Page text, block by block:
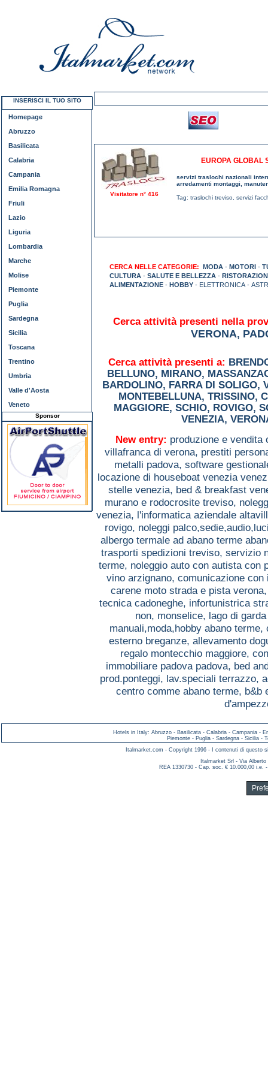
Visitatore n° 416
EUROPA GLOBAL
servizi traslochi nazionali
arredamenti montaggi,
Tag: traslochi treviso servizi
CERCA NELLE CATEGORIE: MODA - MOTORI -
CULTURA - SALUTE E BELLEZZA -
ALIMENTAZIONE - HOBBY - ELETTRONICA -
Cerca attività presenti nella
VERONA,
Cerca attività presenti a:
BELLUNO, MIRANO,
BARDOLINO, FARRA DI SOLIGO,
MONTEBELLUNA, TRISSINO,
MAGGIORE, SCHIO, ROVIGO,
VENEZIA,
New entry: produzione e
villafranca di verona, prestiti
metalli padova, software
locazione di houseboat venezia
stelle venezia, bed & breakfast
murano e rodocrosite treviso,
venezia, l'informatica aziendale
rovigo, noleggi
albergo termale ad abano terme
trasporti spedizioni treviso, servizio
terme, noleggio auto con autista con
vino arzignano, comunicazione
carene moto strada e pista
tecnica cadoneghe, infortunistrica
non, monselice, lago di
manuali,moda,hobby abano terme,
esterno breganze, allevamento
regalo montecchio maggiore,
immobiliare padova padova, bed
prod.ponteggi, lav.speciali terrazzo,
centro comme abano terme, b&b
INSERISCI IL TUO SITO
Homepage
Abruzzo
Basilicata
Calabria
Campania
Emilia Romagna
Friuli
Lazio
Liguria
Lombardia
Marche
Molise
Piemonte
Puglia
Sardegna
Sicilia
Toscana
Trentino
Umbria
Valle d'Aosta
Veneto
Sponsor
Hotels in Italy: Abruzzo - Basilicata - Calabria - Campania -
Piemonte- Puglia- Sardegna- Sicilia-
Italmarket.com - Copyright 1996 - I contenuti di questo
Italmarket Srl - Via
REA 1330730 - Cap. soc. € 10.000,00 i.e.